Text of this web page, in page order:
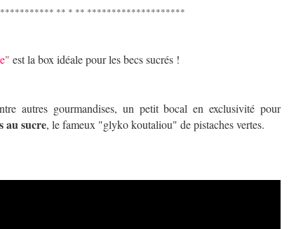
** * ** ********************
" est la box idéale pour les becs sucrés !
autres gourmandises, un petit bocal en exclusivité pour
au sucre, le fameux "glyko koutaliou" de pistaches vertes.